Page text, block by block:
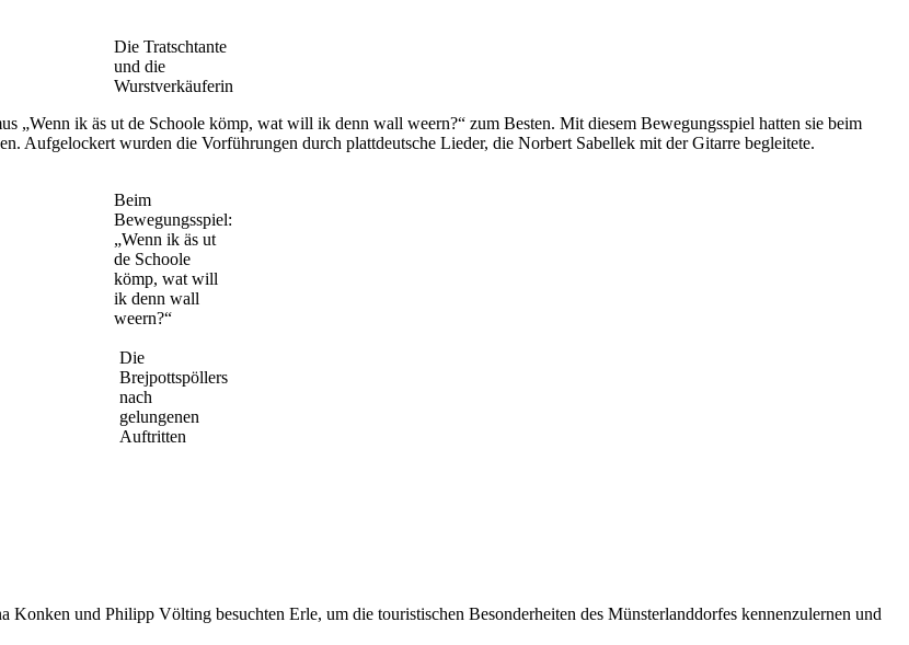
Die Tratschtante
und die
Wurstverkäuferin
„Wenn ik äs ut de Schoole kömp, wat will ik denn wall weern?“ zum Besten. Mit diesem Bewegungsspiel hatten sie beim
Aufgelockert wurden die Vorführungen durch plattdeutsche Lieder, die Norbert Sabellek mit der Gitarre begleitete.
Beim
Bewegungsspiel:
„Wenn ik äs ut
de Schoole
kömp, wat will
ik denn wall
weern?“
Die
Brejpottspöllers
nach
gelungenen
Auftritten
und Philipp Völting besuchten Erle, um die touristischen Besonderheiten des Münsterlanddorfes kennenzulernen und